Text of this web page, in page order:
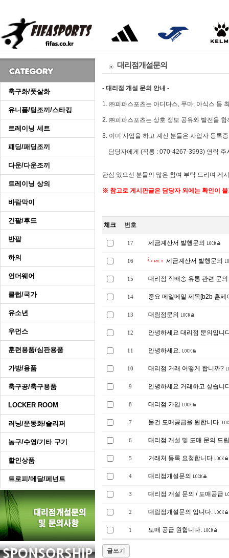
축구화/풋살화
유니폼/팀조끼/스타킹
트레이닝 세트
패딩/패딩조끼
다운/다운조끼
트레이닝 상의
바람막이
긴팔/후드
반팔
하의
언더웨어
클럽/국가
유소년
우먼스
훈련용품/심판용품
가방/용품
축구공/축구용품
LOCKER ROOM
러닝/운동화/슬리퍼
농구/수영/기타 구기
할인상품
트로피/메달/페넌트
대리점개설문의
- 대리점 개설 문의 안내 -
1. ㈜피파스포츠는 아디다스, 푸마, 아식스 등
2. ㈜피파스포츠는 상호 정보 공유와 발전을
3. 이미 사업을 하고 계신 분들은 사업자 등록
담당자에게 (직통 : 070-4267-3993) 연락 주
관심 있으신 분들의 많은 참여 부탁 드리며 게
※ 참고로 게시판글은 담당자 외에는 확인이
체크 번호
17 세금계산서 발행문의
16 세금계산서 발행문의
15 대리점 직배송 유통 관련 문
14 중요 메일메일 제목[b2b 홈
13 대림점문의
12 안녕하세요 대리점 문의입니
11 안녕하세요.
10 대리점 거래 어떻게 합니까?
9 안녕하세요 거래하고 싶습니
8 대리점 가입
7 물건 도매공급을 원합니다.
6 대리점 개설 및 도매 문의 드
5 거래처 등록 요청합니다
4 대리점개설문의
3 대리점 개설 문의 / 도매공급
2 대림점개설문의 입니다.
1 도매 공급 원합니다.
글쓰기